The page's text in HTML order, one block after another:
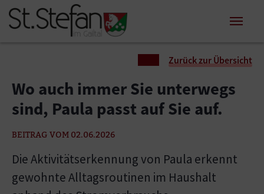
Zum Inhalt springen
Zum Seitenende springen
Zurück zur Übersicht
Wo auch immer Sie unterwegs
sind, Paula passt auf Sie auf.
BEITRAG VOM 02.06.2026
Die Aktivitätserkennung von Paula erkennt
gewohnte Alltagsroutinen im Haushalt